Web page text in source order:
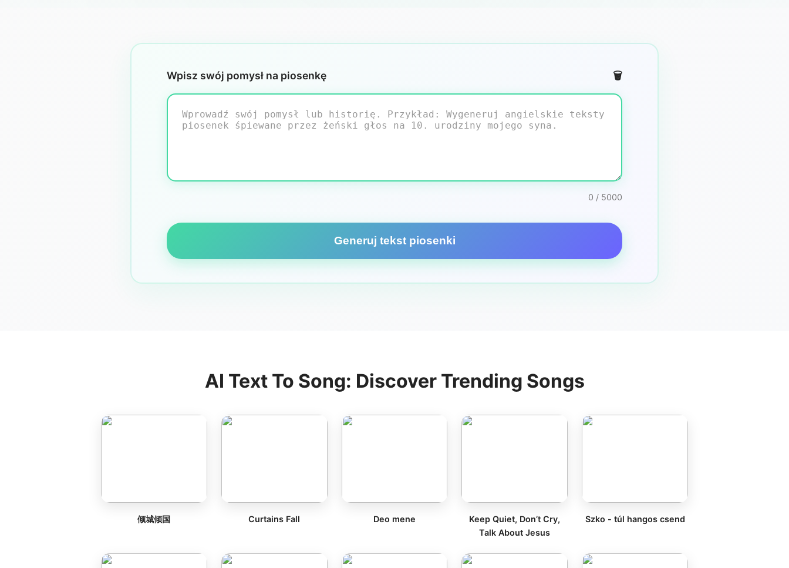
Wpisz swój pomysł na piosenkę 🗑️
0 / 5000
Generuj tekst piosenki
AI Text To Song: Discover Trending Songs
倾城倾国 Curtains Fall Deo mene
Keep Quiet, Don’t Cry,
Talk About Jesus
Szko - túl hangos csend